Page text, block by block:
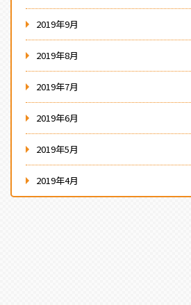
2019年9月
2019年8月
2019年7月
2019年6月
2019年5月
2019年4月